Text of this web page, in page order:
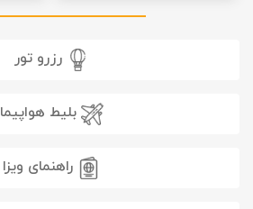
رزرو تور
بلیط هواپیما
راهنمای ویزا